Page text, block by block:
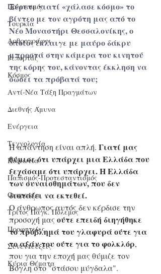
Πολιτισμός
Τουρκία
Αρθρογράφοι
Ρεπορτάζ
Κόσμος
Αντί-Νέα Τάξη Πραγμάτων
Διεθνής Άμυνα
Ενέργεια
Τεχνολογία
Κοινωνία
Παπισμός-Προτεσταντισμός
Ουκρανία
Τρίτος Παγκ. Πόλεμος
Προφητείες
Συνεντεύξεις
Κύρια Θέματα
Ξέρετε γιατί «χάλασε κόσμο» το
βίντεο με τον αγρότη μας από το
Νέο Μοναστήρι Θεσσαλονίκης, ο
οποίος έκλαιγε με μαύρο δάκρυ
μπροστά στην κάμερα του κινητού
της κόρης του, κάνοντας έκκληση να
σώσει τα πρόβατά του;
Η απάντηση είναι απλή. Γιατί μας
θύμισε ότι υπάρχει μια Ελλάδα που
ξεχάσαμε ότι υπάρχει. Η Ελλάδα
των συναισθημάτων, που δεν
διστάζει να εκτεθεί.
Ο άνθρωπος αυτός δεν κέρδισε την
προσοχή μας ούτε επειδή διηγήθηκε
το πρόβλημά του γλαφυρά ούτε για
το αξάν του ούτε για το φολκλόρ,
που για την εποχή μας θύμιζε τον
Βόγλη στο "στάσου μύγδαλα".